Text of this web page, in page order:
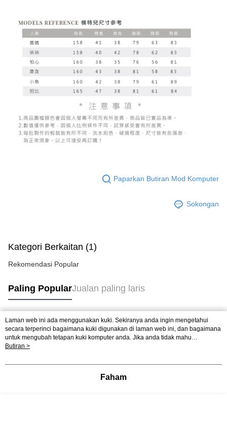
Paparkan Butiran Mod Komputer
Sokongan
Kategori Berkaitan (1)
Rekomendasi Popular
Paling PopularJualan paling laris
Tag Popular
Laman web ini ada menggunakan kuki. Sekiranya anda ingin mengetahui
secara terperinci bagaimana kuki digunakan di laman web ini, dan bagaimana
untuk mengubah tetapan kuki komputer anda. Jika anda tidak mahu
menggunakan kuki di komputer anda, sila rujuk penerangan mengenai kuki.
mengetahui secara terperinci bagaimana kuki digunakan di laman web ini,
mahu menggunakan kuki di komputer anda, sila rujuk penerangan mengenai
Butiran >
Faham